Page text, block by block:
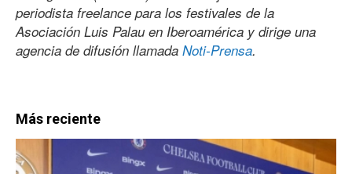
periodista freelance para los festivales de la
Asociación Luis Palau en Iberoamérica y dirige una
agencia de difusión llamada Noti-Prensa.
Más reciente